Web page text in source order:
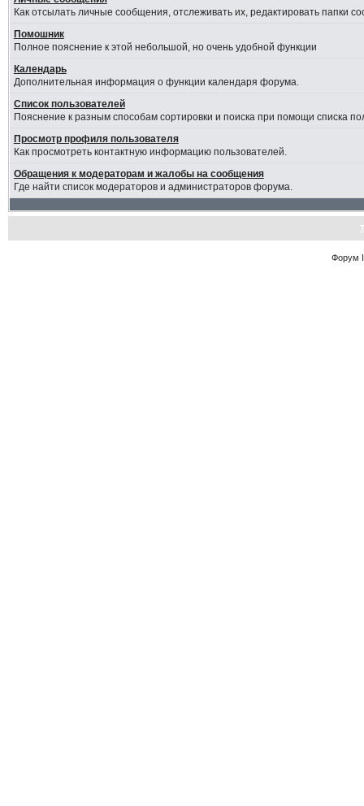
Как отсылать личные сообщения, отслеживать их, редактировать папки
Помошник
Полное пояснение к этой небольшой, но очень удобной функции
Календарь
Дополнительная информация о функции календаря форума.
Список пользователей
Пояснение к разным способам сортировки и поиска при помощи списка
Просмотр профиля пользователя
Как просмотреть контактную информацию пользователей.
Обращения к модераторам и жалобы на сообщения
Где найти список модераторов и администраторов форума.
Форум